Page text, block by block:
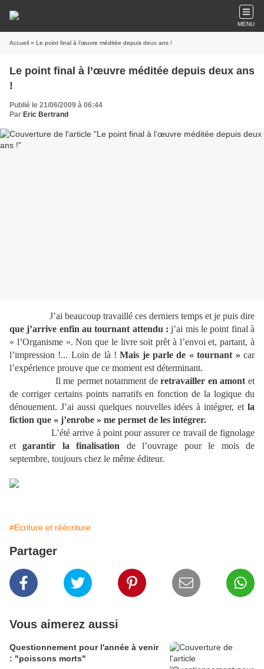
MENU
Accueil » Le point final à l’œuvre méditée depuis deux ans !
Le point final à l’œuvre méditée depuis deux ans
!
Publié le 21/06/2009 à 06:44
Par Eric Bertrand
J’ai beaucoup travaillé ces derniers temps et je puis dire
que j’arrive enfin au tournant attendu : j’ai mis le point final à
« l’Organisme ». Non que le livre soit prêt à l’envoi et, partant, à
l’impression !... Loin de là !Mais je parle de « tournant » car
l’expérience prouve que ce moment est déterminant.
Il me permet notamment deretravailler en amont et
de corriger certains points narratifs en fonction de la logique du
dénouement. J’ai aussi quelques nouvelles idées à intégrer, et la
fiction que « j’enrobe » me permet de les intégrer.
L’été arrive à point pour assurer ce travail de fignolage
etgarantir la finalisation de l’ouvrage pour le mois de
septembre, toujours chez le même éditeur.
#Ecriture et réécriture
Partager
Vous aimerez aussi
Questionnement pour l'année à venir
: "poissons morts"